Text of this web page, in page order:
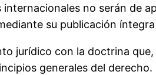
no serán de
su publicación
jurídico con la doctrina
generales del derecho.